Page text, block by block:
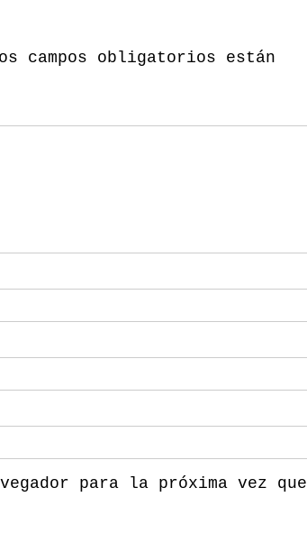
campos obligatorios están
para la próxima vez que